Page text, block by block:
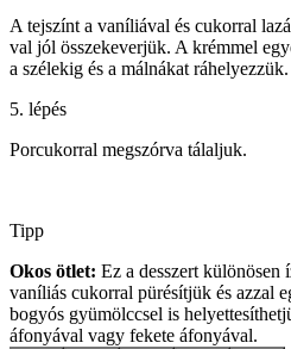
A tejszínt a vaníliával és cukorral
val jól összekeverjük. A krémmel
a szélekig és a málnákat ráhelyezzük.
5. lépés
Porcukorral megszórva tálaljuk.
Tipp
Okos ötlet: Ez a desszert különösen
vaníliás cukorral pürésítjük és azzal
bogyós gyümölccsel is
áfonyával vagy fekete áfonyával.